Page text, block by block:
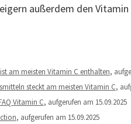
außerdem den Vitamin
am meisten Vitamin C enthalten,
steckt am meisten Vitamin C,
Vitamin C, aufgerufen am 15.09.2025
, aufgerufen am 15.09.2025